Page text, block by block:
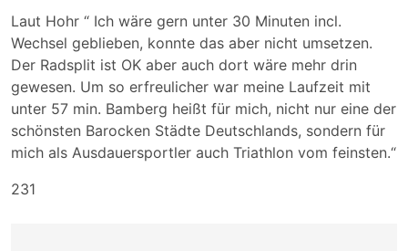
Laut Hohr “ Ich wäre gern unter 30 Minuten incl.
Wechsel geblieben, konnte das aber nicht umsetzen.
Der Radsplit ist OK aber auch dort wäre mehr drin
gewesen. Um so erfreulicher war meine Laufzeit mit
unter 57 min. Bamberg heißt für mich, nicht nur eine der
schönsten Barocken Städte Deutschlands, sondern für
mich als Ausdauersportler auch Triathlon vom feinsten.“
231